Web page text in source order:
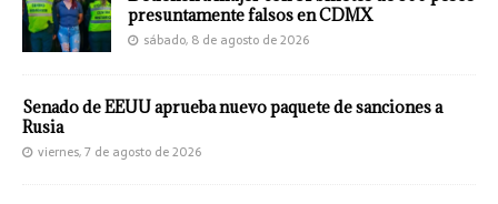
presuntamente falsos en CDMX
sábado, 8 de agosto de 2026
Senado de EEUU aprueba nuevo paquete de sanciones a
Rusia
viernes, 7 de agosto de 2026